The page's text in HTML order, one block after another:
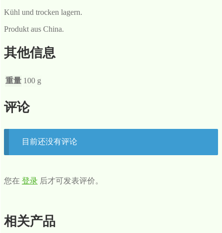
Kühl und trocken lagern.
Produkt aus China.
其他信息
重量 100 g
评论
目前还没有评论
您在 登录 后才可发表评价。
相关产品